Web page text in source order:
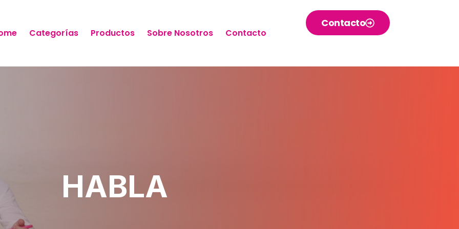
Categorías Productos Sobre Nosotros Contacto
Contacto
HABLA